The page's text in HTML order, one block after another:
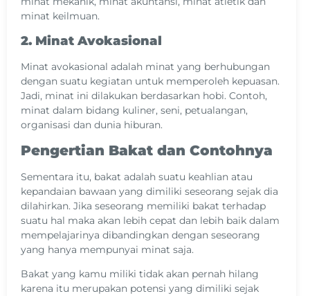
minat keilmuan.
2. Minat Avokasional
Minat avokasional adalah minat yang berhubungan
dengan suatu kegiatan untuk memperoleh kepuasan.
Jadi, minat ini dilakukan berdasarkan hobi. Contoh,
minat dalam bidang kuliner, seni, petualangan,
organisasi dan dunia hiburan.
Pengertian Bakat dan Contohnya
Sementara itu, bakat adalah suatu keahlian atau
kepandaian bawaan yang dimiliki seseorang sejak dia
dilahirkan. Jika seseorang memiliki bakat terhadap
suatu hal maka akan lebih cepat dan lebih baik dalam
mempelajarinya dibandingkan dengan seseorang
yang hanya mempunyai minat saja.
Bakat yang kamu miliki tidak akan pernah hilang
karena itu merupakan potensi yang dimiliki sejak